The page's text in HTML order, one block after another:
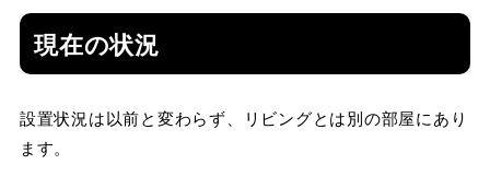
現在の状況
設置状況は以前と変わらず、リビングとは別の部屋にあり
ます。